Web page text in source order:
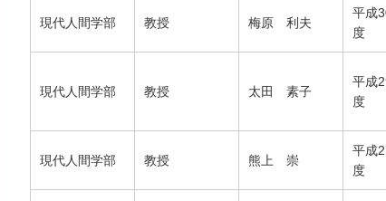
現代人間学部 教授 梅原 利夫
平成
度
現代人間学部 教授 太田 素子
平成
度
現代人間学部 教授 熊上 崇
平成
度